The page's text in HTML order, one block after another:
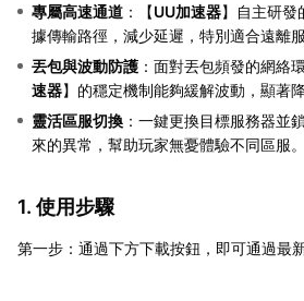
專屬高速通道 ：【UU加速器】自主研發
據傳輸路徑，減少延遲，特別適合遠離
丟包與波動防護 ：面對丟包頻發的網絡
速器】的穩定機制能夠緩解波動，顯著
靈活區服切換 ：一鍵更換目標服務器並
來的異常，幫助玩家無憂體驗不同區服。
1. 使用步驟
第一步：通過下方下載按鈕，即可通過最